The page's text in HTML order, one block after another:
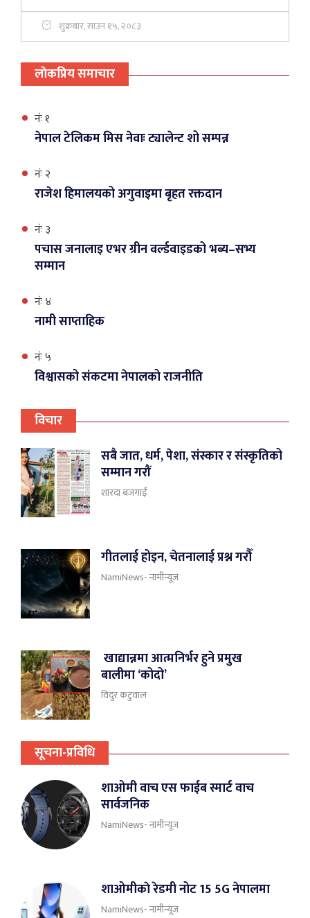
शुक्रबार, साउन १५, २०८३
लाेकप्रिय समाचार
नंः १
नेपाल टेलिकम मिस नेवाः ट्यालेन्ट शो सम्पन्न
नंः २
राजेश हिमालयको अगुवाइमा बृहत रक्तदान
नंः ३
पचास जनालाइ एभर ग्रीन वर्ल्डवाइडको भब्य–सभ्य
सम्मान
नंः ४
नामी साप्ताहिक
नंः ५
विश्वासको संकटमा नेपालको राजनीति
विचार
सबै जात, धर्म, पेशा, संस्कार र संस्कृतिको
सम्मान गरौं
शारदा बजगाईँ
गीतलाई होइन, चेतनालाई प्रश्न गरौँ
NamiNews- नामीन्यूज
खाद्यान्नमा आत्मनिर्भर हुने प्रमुख
बालीमा ‘कोदो’
विदुर कटुवाल
सूचना-प्रविधि
शाओमी वाच एस फाईब स्मार्ट वाच
सार्वजनिक
NamiNews- नामीन्यूज
शाओमीकाे रेडमी नोट 15 5G नेपालमा
NamiNews- नामीन्यूज